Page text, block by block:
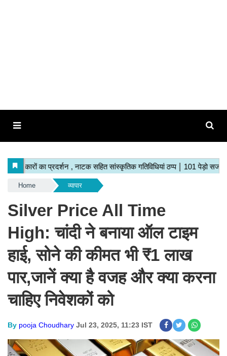
Home व्यापार
Silver Price All Time
High: चांदी ने बनाया ऑल टाइम
हाई, सोने की कीमत भी ₹1 लाख
पार,जानें क्या है वजह और क्या करना
चाहिए निवेशकों को
By pooja Choudhary Jul 23, 2025, 11:23 IST